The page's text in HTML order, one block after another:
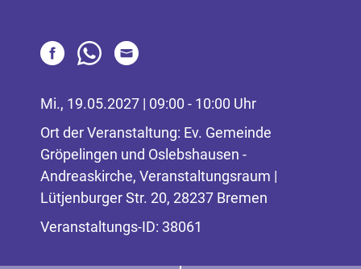
Mi., 19.05.2027 | 09:00 - 10:00 Uhr
Ort der Veranstaltung: Ev. Gemeinde
Gröpelingen und Oslebshausen -
Andreaskirche, Veranstaltungsraum |
Lütjenburger Str. 20, 28237 Bremen
Veranstaltungs-ID: 38061